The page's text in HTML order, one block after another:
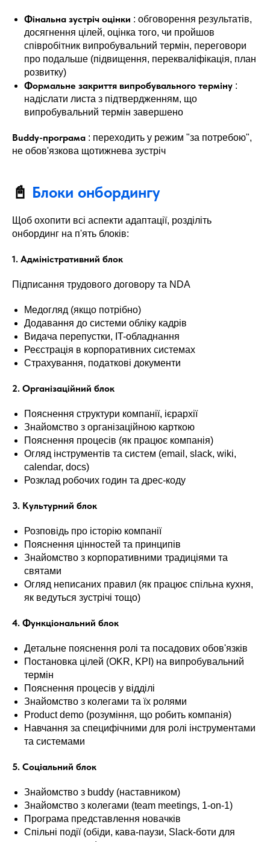
Фінальна зустріч оцінки : обговорення результатів,
досягнення цілей, оцінка того, чи пройшов
співробітник випробувальний термін, переговори
про подальше (підвищення, перекваліфікація, план
розвитку)
Формальне закриття випробувального терміну :
надіслати листа з підтвердженням, що
випробувальний термін завершено
Buddy-програма : переходить у режим "за потребою",
не обов'язкова щотижнева зустріч
📓 Блоки онбордингу
Щоб охопити всі аспекти адаптації, розділіть
онбординг на п'ять блоків:
1. Адміністративний блок
Підписання трудового договору та NDA
Медогляд (якщо потрібно)
Додавання до системи обліку кадрів
Видача перепустки, IT-обладнання
Реєстрація в корпоративних системах
Страхування, податкові документи
2. Організаційний блок
Пояснення структури компанії, ієрархії
Знайомство з організаційною карткою
Пояснення процесів (як працює компанія)
Огляд інструментів та систем (email, slack, wiki,
calendar, docs)
Розклад робочих годин та дрес-коду
3. Культурний блок
Розповідь про історію компанії
Пояснення цінностей та принципів
Знайомство з корпоративними традиціями та
святами
Огляд неписаних правил (як працює спільна кухня,
як ведуться зустрічі тощо)
4. Функціональний блок
Детальне пояснення ролі та посадових обов'язків
Постановка цілей (OKR, KPI) на випробувальний
термін
Пояснення процесів у відділі
Знайомство з колегами та їх ролями
Product demo (розуміння, що робить компанія)
Навчання за специфічними для ролі інструментами
та системами
5. Соціальний блок
Знайомство з buddy (наставником)
Знайомство з колегами (team meetings, 1-on-1)
Програма представлення новачків
Спільні події (обіди, кава-паузи, Slack-боти для